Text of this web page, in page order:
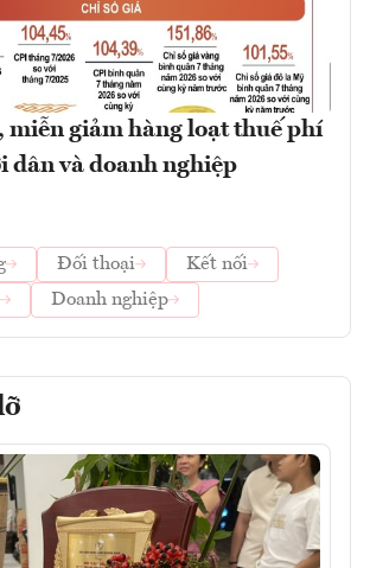
miễn giảm hàng loạt thuế phí
dân và doanh nghiệp
Đối thoại
Kết nối
Doanh nghiệp